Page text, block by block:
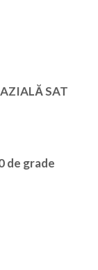
SAT
de grade